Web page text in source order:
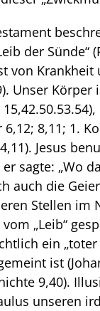
der Sünde“
von Krankheit
Unser Körper
6,12; 8,11; 1.
Jesus
er sagte: „Wo
auch die
Stellen im
„Leib“
ein „toter
ist
9,40).
unseren